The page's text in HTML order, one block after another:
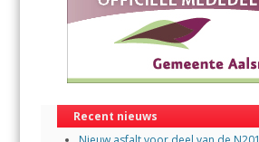
Recent nieuws